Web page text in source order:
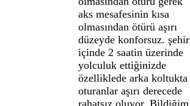
aks mesafesinin kısa
olmasından ötürü aşırı
düzeyde konforsuz. şehir
içinde 2 saatin üzerinde
yolculuk ettiğinizde
özelliklede arka koltukta
oturanlar aşırı derecede
rahatsız oluyor. Bildiğim